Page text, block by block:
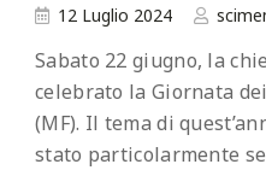
12 Luglio 2024
Sabato 22 giugno, la
celebrato la Giornata
(MF). Il tema di
stato particolarmente